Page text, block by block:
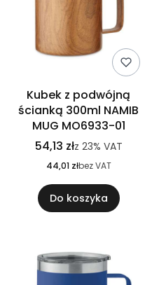
Kubek z podwójną
ścianką 300ml NAMIB
MUG MO6933-01
54,13 złz 23% VAT
44,01 złbez VAT
Do koszyka